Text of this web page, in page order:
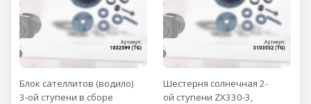
Блок сателлитов (водило)
3-ой ступени в сборе
Шестерня солнечная 2-
ой ступени ZX330-3,